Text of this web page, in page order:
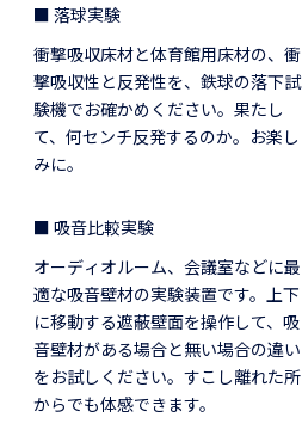
■ 落球実験
衝撃吸収床材と体育館用床材の、衝
撃吸収性と反発性を、鉄球の落下試
験機でお確かめください。果たし
て、何センチ反発するのか。お楽し
みに。
■ 吸音比較実験
オーディオルーム、会議室などに最
適な吸音壁材の実験装置です。上下
に移動する遮蔽壁面を操作して、吸
音壁材がある場合と無い場合の違い
をお試しください。すこし離れた所
からでも体感できます。